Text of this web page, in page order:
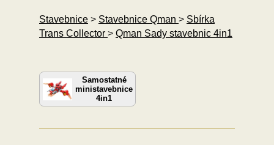
Stavebnice > Stavebnice Qman > Sbírka
Trans Collector > Qman Sady stavebnic 4in1
Samostatné
ministavebnice
4in1